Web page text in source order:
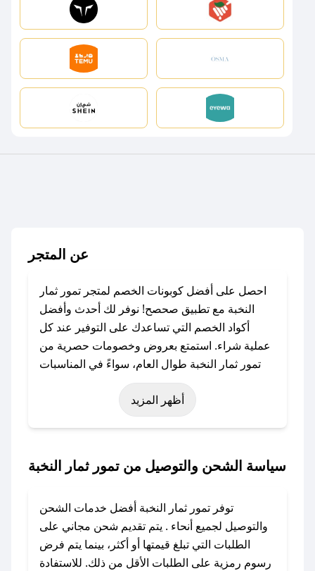
عن المتجر
احصل على أفضل كوبونات الخصم لمتجر تمور ثمار
النخبة مع تطبيق صحصح! نوفر لك أحدث وأفضل
أكواد الخصم التي تساعدك على التوفير عند كل
عملية شراء. استمتع بعروض وخصومات حصرية من
تمور ثمار النخبة طوال العام، سواءً في المناسبات
مثل عيد الفطر، عيد الأضحى، الجمعة البيضاء (شهر
نوفمبر)، رمضان، اليوم الوطني، يوم التأسيس، أو
حتى عروض خاصة أخرى.
النخبة؟
كود خصم تمور ثمار النخبة. وفي حال عدم توفر
الكوبون، تواصل معنا عبر تويتر أو البريد الإلكتروني
لإضافته بسرعة.
أظهر المزيد
سياسة الشحن والتوصيل من تمور ثمار النخبة
توفر تمور ثمار النخبة أفضل خدمات الشحن
والتوصيل لجميع أنحاء . يتم تقديم شحن مجاني على
الطلبات التي تبلغ قيمتها أو أكثر، بينما يتم فرض
رسوم رمزية على الطلبات الأقل من ذلك. للاستفادة